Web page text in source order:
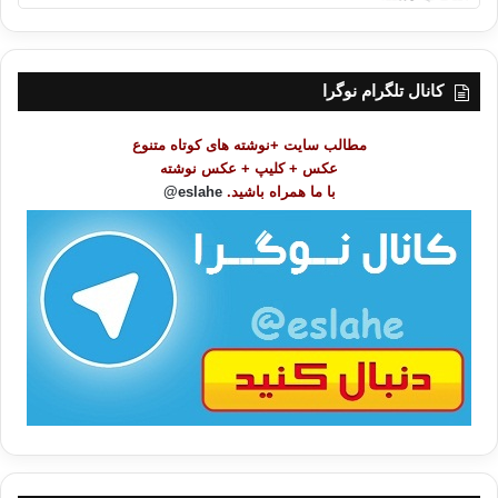
ه
ر
کانال تلگرام نوگرا
مطالب سایت +نوشته های کوتاه متنوع
عکس + کلیپ + عکس نوشته
با ما همراه باشید. eslahe@